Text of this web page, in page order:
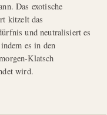
Das exotische
kitzelt das
und neutralisiert es
es in den
Klatsch
wird.